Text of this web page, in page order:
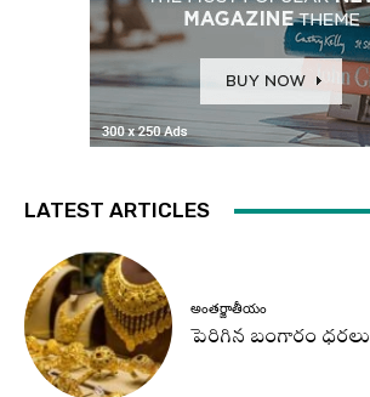
LATEST ARTICLES
అంతర్జాతీయం
పెరిగిన బంగారం ధరలు